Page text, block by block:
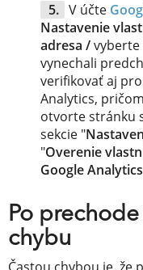
V účte
Nastavenie
adresa /vyberte
vynechali
verifikovať aj
Analytics,
otvorte stránku
sekcie "
"Overenie
Google Analytics
Po prechode
chybu